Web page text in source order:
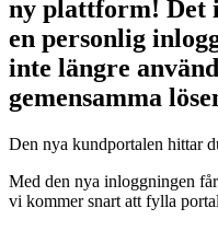
ny plattform! Det
en personlig
inte längre
gemensamma
Den nya kundportalen hittar
Med den nya inloggningen
vi kommer snart att fylla